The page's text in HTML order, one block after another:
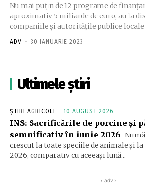
Nu mai puțin de 12 programe de
aproximativ 5 miliarde de euro, au la
companiile și autoritățile publice locale
ADV - 30 IANUARIE 2023
Ultimele știri
ȘTIRI AGRICOLE 10 AUGUST 2026
INS: Sacrificările de porcine și
semnificativ în iunie 2026
crescut la toate speciile de animale şi la
2026, comparativ cu aceeaşi lună...
‹ adv ›